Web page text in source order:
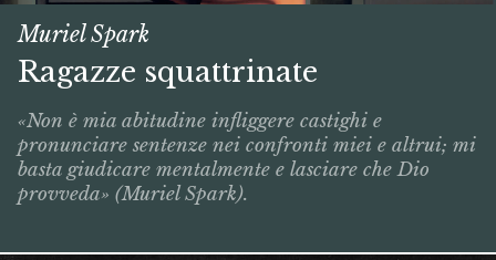
Muriel Spark
Ragazze squattrinate
«Non è mia abitudine infliggere castighi e
pronunciare sentenze nei confronti miei e altrui; mi
basta giudicare mentalmente e lasciare che Dio
provveda» (Muriel Spark).